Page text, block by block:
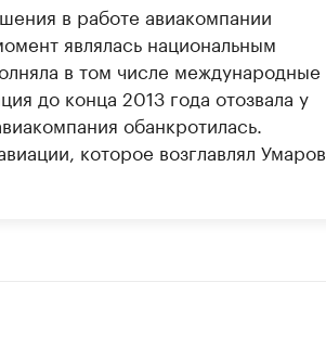
в работе авиакомпании
являлась национальным
в том числе международные
до конца 2013 года отозвала у
обанкротилась.
которое возглавлял Умаров,